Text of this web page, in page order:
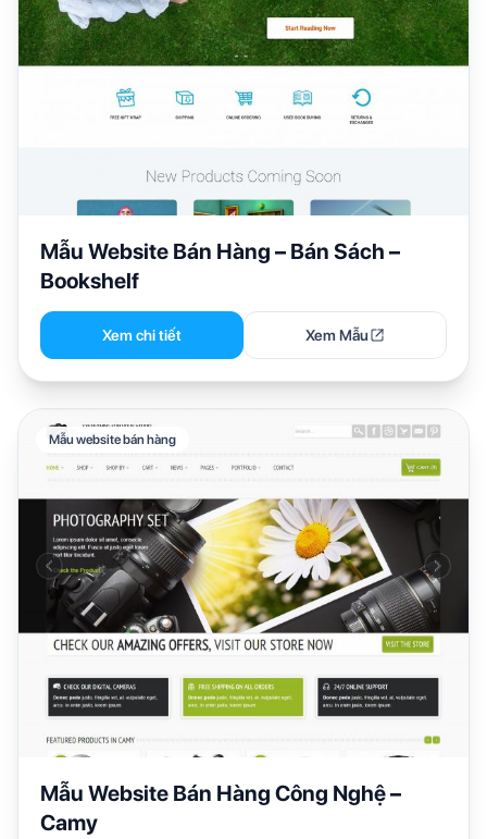
Mẫu Website Bán Hàng – Bán Sách –
Bookshelf
Xem chi tiết Xem Mẫu
Mẫu website bán hàng
Mẫu Website Bán Hàng Công Nghệ –
Camy